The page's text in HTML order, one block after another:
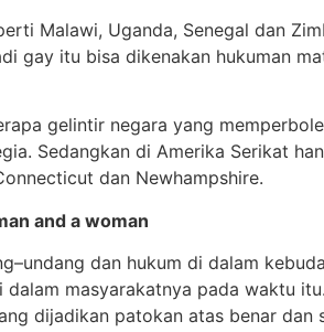
Malawi, Uganda, Senegal dan
gay itu bisa dikenakan hukuman
gelintir negara yang
Sedangkan di Amerika Serikat
dan Newhampshire.
and a woman
dan hukum di dalam
masyarakatnya pada waktu
dijadikan patokan atas benar dan